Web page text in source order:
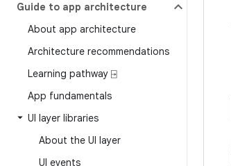
Guide to app architecture
About app architecture
Architecture recommendations
Learning pathway ⍈
App fundamentals
UI layer libraries
About the UI layer
UI events